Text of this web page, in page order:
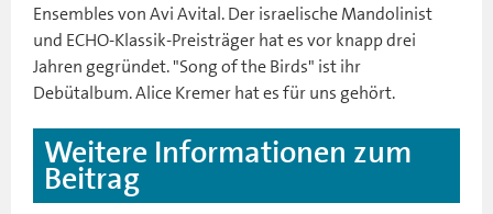
Ensembles von Avi Avital. Der israelische Mandolinist
und ECHO-Klassik-Preisträger hat es vor knapp drei
Jahren gegründet. "Song of the Birds" ist ihr
Debütalbum. Alice Kremer hat es für uns gehört.
Weitere Informationen zum
Beitrag